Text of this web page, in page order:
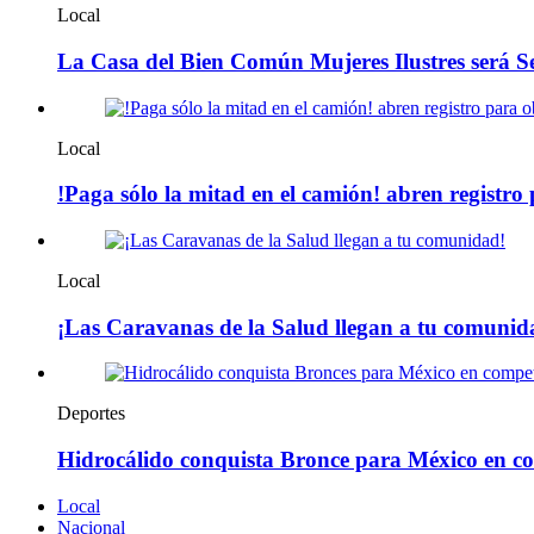
Local
La Casa del Bien Común Mujeres Ilustres será
Local
!Paga sólo la mitad en el camión! abren
Local
¡Las Caravanas de la Salud llegan a tu
Deportes
Hidrocálido conquista Bronce para México en
Local
Nacional